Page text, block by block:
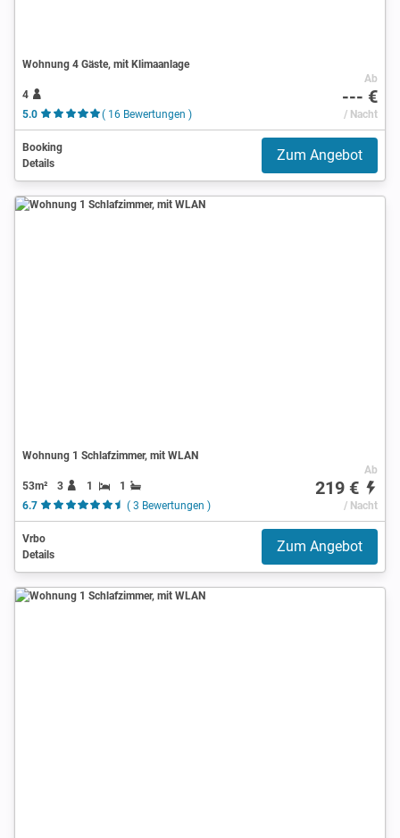
Wohnung 4 Gäste, mit Klimaanlage
4
5.0
( 16 Bewertungen )
Ab
--- €
/ Nacht
Booking
Details
Zum Angebot
Wohnung 1 Schlafzimmer, mit WLAN
53m² 3 1
1
6.7
( 3 Bewertungen )
Ab
219 €
/ Nacht
Vrbo
Details
Zum Angebot